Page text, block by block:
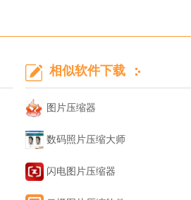
相似软件下载
图片压缩器
数码照片压缩大师
闪电图片压缩器